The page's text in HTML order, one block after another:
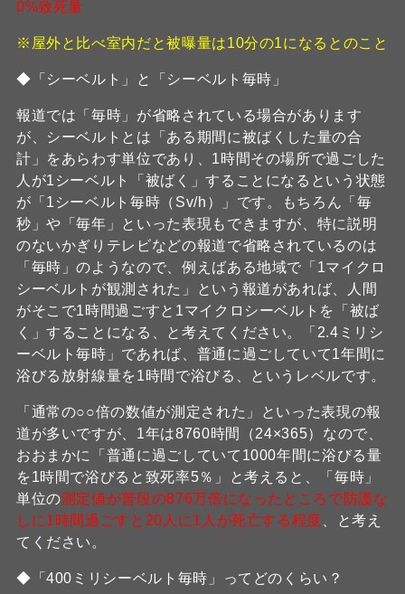
0%致死量
※屋外と比べ室内だと被曝量は10分の1になるとのこと
◆「シーベルト」と「シーベルト毎時」
報道では「毎時」が省略されている場合があります
が、シーベルトとは「ある期間に被ばくした量の合
計」をあらわす単位であり、1時間その場所で過ごした
人が1シーベルト「被ばく」することになるという状態
が「1シーベルト毎時（Sv/h）」です。もちろん「毎
秒」や「毎年」といった表現もできますが、特に説明
のないかぎりテレビなどの報道で省略されているのは
「毎時」のようなので、例えばある地域で「1マイクロ
シーベルトが観測された」という報道があれば、人間
がそこで1時間過ごすと1マイクロシーベルトを「被ば
く」することになる、と考えてください。「2.4ミリシ
ーベルト毎時」であれば、普通に過ごしていて1年間に
浴びる放射線量を1時間で浴びる、というレベルです。
「通常の○○倍の数値が測定された」といった表現の報
道が多いですが、1年は8760時間（24×365）なので、
おおまかに「普通に過ごしていて1000年間に浴びる量
を1時間で浴びると致死率5％」と考えると、「毎時」
単位の測定値が普段の876万倍になったところで防護な
しに1時間過ごすと20人に1人が死亡する程度 、と考え
てください。
◆「400ミリシーベルト毎時」ってどのくらい？